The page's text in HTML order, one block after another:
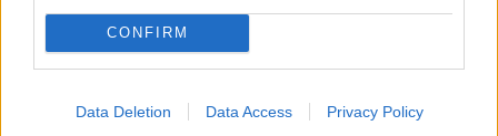
CONFIRM
Data Deletion Data Access Privacy Policy
Sportas Sportas